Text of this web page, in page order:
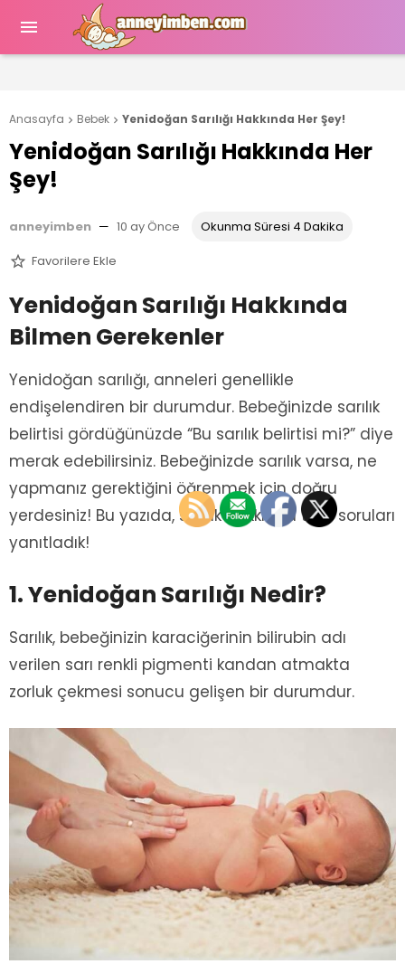

Anasayfa  Bebek  Yenidoğan Sarılığı Hakkında Her Şey!
Yenidoğan Sarılığı Hakkında Her
Şey!
anneyimben — 10 ay Önce Okunma Süresi 4 Dakika
 Favorilere Ekle
Yenidoğan Sarılığı Hakkında
Bilmen Gerekenler
Yenidoğan sarılığı, anneleri genellikle
endişelendiren bir durumdur. Bebeğinizde sarılık
belirtisi gördüğünüzde “Bu sarılık belirtisi mi?” diye
merak edebilirsiniz. Bebeğinizde sarılık varsa, ne
yapmanız gerektiğini öğrenmek için doğru
yerdesiniz! Bu yazıda, sarılık hakkında tüm soruları
yanıtladık!
1. Yenidoğan Sarılığı Nedir?
Sarılık, bebeğinizin karaciğerinin bilirubin adı
verilen sarı renkli pigmenti kandan atmakta
zorluk çekmesi sonucu gelişen bir durumdur.